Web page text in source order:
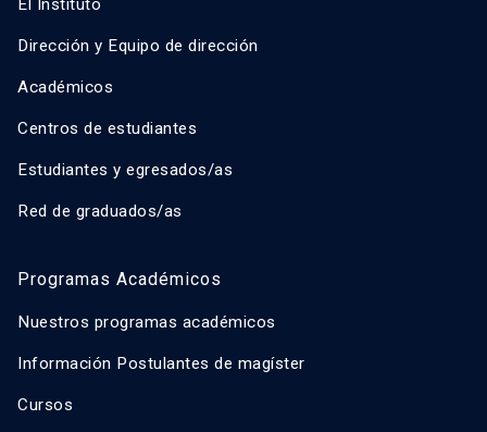
El Instituto
Dirección y Equipo de dirección
Académicos
Centros de estudiantes
Estudiantes y egresados/as
Red de graduados/as
Programas Académicos
Nuestros programas académicos
Información Postulantes de magíster
Cursos